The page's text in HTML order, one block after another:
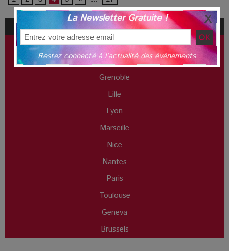
# Agenda
Annecy
Bordeaux
Grenoble
Lille
Lyon
Marseille
Nice
Nantes
Paris
Toulouse
Geneva
Brussels
La Newsletter Gratuite !
Restez connecté à l'actualité des événements